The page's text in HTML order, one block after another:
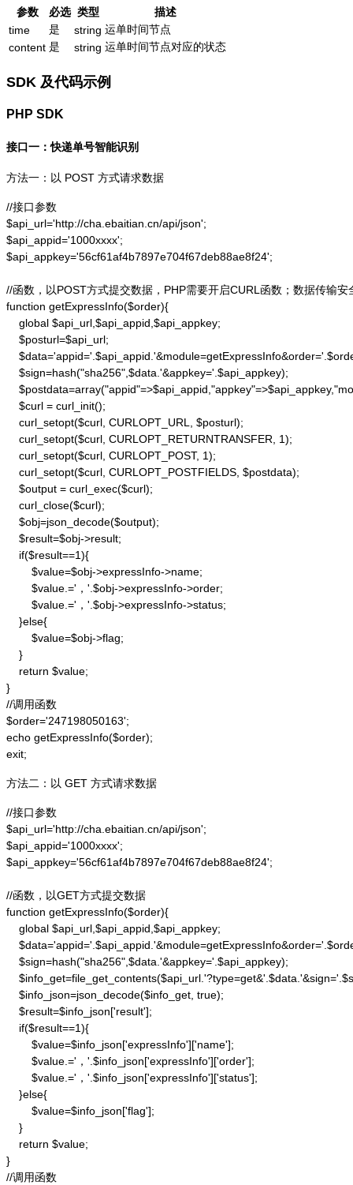
参数 必选 类型
描述
time
是 string 运单时间节点
content 是 string 运单时间节点对应的状态
SDK 及代码示例
PHP SDK
接口一：快递单号智能识别
方法一：以 POST 方式请求数据
//接口参数
$api_url='http://cha.ebaitian.cn/api/json';
$api_appid='1000xxxx';
$api_appkey='56cf61af4b7897e704f67deb88ae8f24';
//函数，以POST方式提交数据，PHP需要开启CURL函数；数据传输安
function getExpressInfo($order){
    global $api_url,$api_appid,$api_appkey;
    $posturl=$api_url;
    $sign=hash("sha256",$data.'&appkey='.$api_appkey);
    $curl = curl_init();
    curl_setopt($curl, CURLOPT_URL, $posturl);
    curl_setopt($curl, CURLOPT_RETURNTRANSFER, 1);
    curl_setopt($curl, CURLOPT_POST, 1);
    curl_setopt($curl, CURLOPT_POSTFIELDS, $postdata);
    $output = curl_exec($curl);
    curl_close($curl);
    $obj=json_decode($output);
    $result=$obj->result;
    if($result==1){
        $value=$obj->expressInfo->name;
        $value.='，'.$obj->expressInfo->order;
        $value.='，'.$obj->expressInfo->status;
    }else{
        $value=$obj->flag;
    }
    return $value;
}
//调用函数
$order='247198050163';
echo getExpressInfo($order);
exit;
方法二：以 GET 方式请求数据
//接口参数
$api_url='http://cha.ebaitian.cn/api/json';
$api_appid='1000xxxx';
$api_appkey='56cf61af4b7897e704f67deb88ae8f24';
//函数，以GET方式提交数据
function getExpressInfo($order){
    global $api_url,$api_appid,$api_appkey;
    $sign=hash("sha256",$data.'&appkey='.$api_appkey);
    $info_json=json_decode($info_get, true);
    $result=$info_json['result'];
    if($result==1){
        $value=$info_json['expressInfo']['name'];
        $value.='，'.$info_json['expressInfo']['order'];
        $value.='，'.$info_json['expressInfo']['status'];
    }else{
        $value=$info_json['flag'];
    }
    return $value;
}
//调用函数